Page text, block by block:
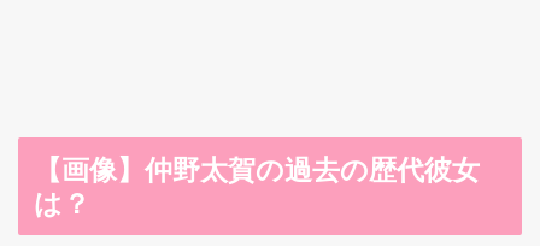
【画像】仲野太賀の過去の歴代彼女
は？